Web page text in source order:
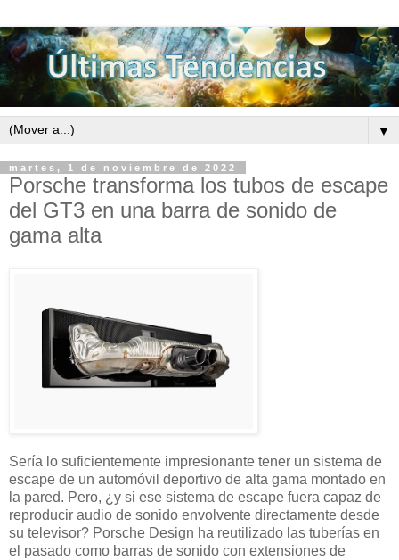
▼
martes, 1 de noviembre de 2022
Porsche transforma los tubos de escape
del GT3 en una barra de sonido de
gama alta
Sería lo suficientemente impresionante tener un sistema de
escape de un automóvil deportivo de alta gama montado en
la pared. Pero, ¿y si ese sistema de escape fuera capaz de
reproducir audio de sonido envolvente directamente desde
su televisor? Porsche Design ha reutilizado las tuberías en
el pasado como barras de sonido con extensiones de